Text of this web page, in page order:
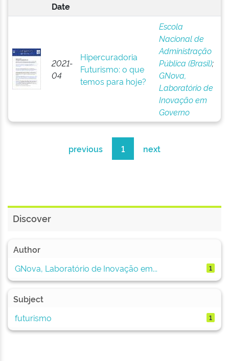
Date
2021-
04
Hipercuradoria
Futurismo: o que
temos para hoje?
Escola
Nacional de
Administração
Pública (Brasil);
GNova,
Laboratório de
Inovação em
Governo
previous 1 next
Discover
Author
GNova, Laboratório de Inovação em...
1
Subject
futurismo
1